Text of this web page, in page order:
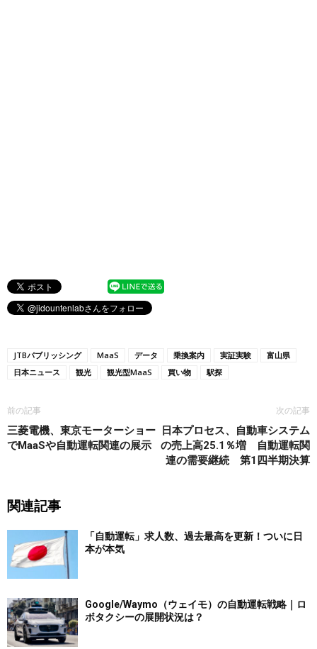
JTBパブリッシング MaaS データ 乗換案内 実証実験
富山県
日本ニュース
観光 観光型MaaS 買い物 駅探
前の記事
三菱電機、東京モーターショー
でMaaSや自動運転関連の展示
次の記事
日本プロセス、自動車システム
の売上高25.1％増 自動運転関
連の需要継続 第1四半期決算
関連記事
「自動運転」求人数、過去最高を更新！ついに日
本が本気
Google/Waymo（ウェイモ）の自動運転戦略｜ロ
ボタクシーの展開状況は？